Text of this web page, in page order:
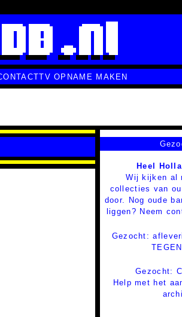
TV OPNAME MAKEN
Heel
Wij kijken al
collecties van
door. Nog oude
liggen? Neem
Gezocht:
Gezocht:
Help met het